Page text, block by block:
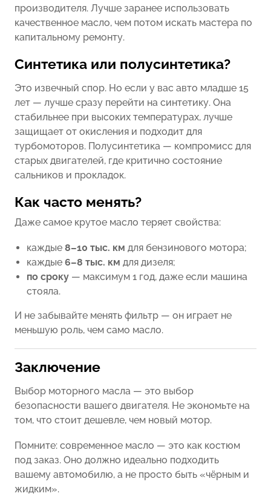
производителя. Лучше заранее использовать
качественное масло, чем потом искать мастера по
капитальному ремонту.
Синтетика или полусинтетика?
Это извечный спор. Но если у вас авто младше 15
лет — лучше сразу перейти на синтетику. Она
стабильнее при высоких температурах, лучше
защищает от окисления и подходит для
турбомоторов. Полусинтетика — компромисс для
старых двигателей, где критично состояние
сальников и прокладок.
Как часто менять?
Даже самое крутое масло теряет свойства:
каждые 8–10 тыс. км для бензинового мотора;
каждые 6–8 тыс. км для дизеля;
по сроку — максимум 1 год, даже если машина
стояла.
И не забывайте менять фильтр — он играет не
меньшую роль, чем само масло.
Заключение
Выбор моторного масла — это выбор
безопасности вашего двигателя. Не экономьте на
том, что стоит дешевле, чем новый мотор.
Помните: современное масло — это как костюм
под заказ. Оно должно идеально подходить
вашему автомобилю, а не просто быть «чёрным и
жидким».